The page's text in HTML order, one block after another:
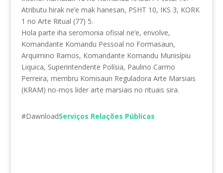
Atributu hirak ne’e mak hanesan, PSHT 10, IKS 3, KORK
1 no Arte Ritual (77) 5.
Hola parte iha seromonia ofisial ne’e, envolve,
Komandante Komandu Pessoal no Formasaun,
Arquimino Ramos, Komandante Komandu Munisípiu
Liquica, Superintendente Polísia, Paulino Carmo
Perreira, membru Komisaun Reguladora Arte Marsiais
(KRAM) no-mos lider arte marsiais no rituais sira.
#DawnloadServiços Relações Públicas